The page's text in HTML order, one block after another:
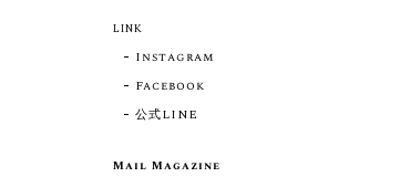
LINK
Instagram
Facebook
公式LINE
Mail Magazine